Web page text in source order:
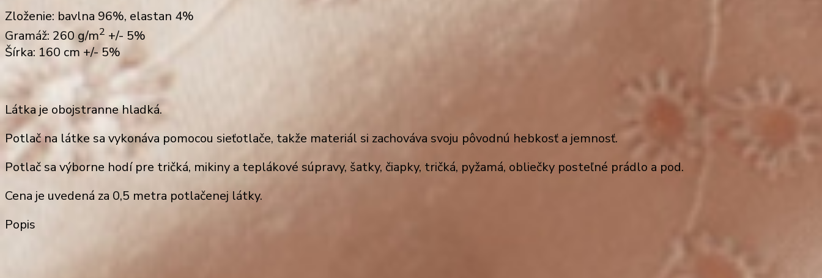
Zloženie: bavlna 96%, elastan 4%
Gramáž: 260 g/m2 +/- 5%
Šírka: 160 cm +/- 5%
Látka je obojstranne hladká.
Potlačna látke sa vykonáva pomocou sieťotlače, takže materiál si zachováva svoju pôvodnú hebkosť a jemnosť.
Potlač sa výborne hodí pre tričká, mikiny a teplákové súpravy, šatky, čiapky, tričká, pyžamá, obliečky posteľné prádlo a pod.
Cena je uvedená za 0,5 metra potlačenej látky.
Popis